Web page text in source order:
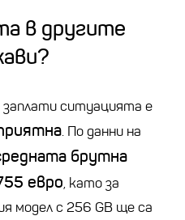
в другите
ситуацията е
. По данни на
брутна
евро, като за
модел с 256 GB ще са